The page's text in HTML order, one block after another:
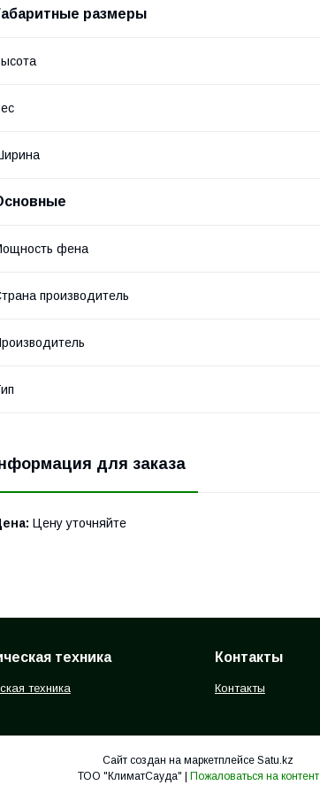
размеры
фена
производитель
для заказа
Цену уточняйте
техника
техника
Контакты
Контакты
Сайт создан на маркетплейсе Satu.kz
Пожаловаться на контент